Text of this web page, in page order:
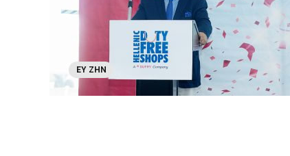
ΕΥ ΖΗΝ